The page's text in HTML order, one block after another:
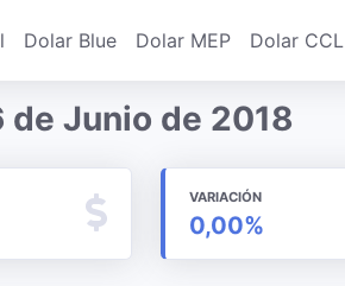
Dolar Blue Dolar MEP Dolar CCL
de Junio de 2018
VARIACIÓN
0,00%